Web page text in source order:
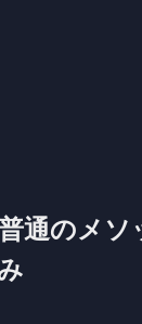
通のメソ